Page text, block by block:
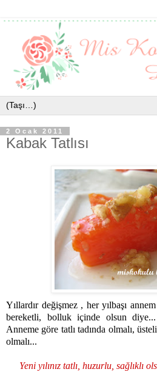
2 Ocak 2011
Kabak Tatlısı
Yıllardır değişmez , her yılbaşı
bereketli, bolluk içinde olsun
Anneme göre tatlı tadında olmalı,
olmalı...
Yeni yılınız tatlı, huzurlu, sağlıklı